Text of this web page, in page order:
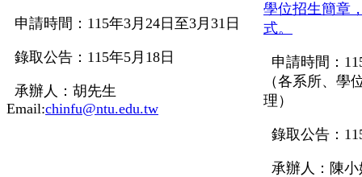
申請時間：115年3月24日至3月31日
錄取公告：115年5月18日
承辦人：胡先生
Email:chinfu@ntu.edu.tw
學位招生簡章
式。
申請時間：
（各系所、學
理）
錄取公告：
承辦人：陳小